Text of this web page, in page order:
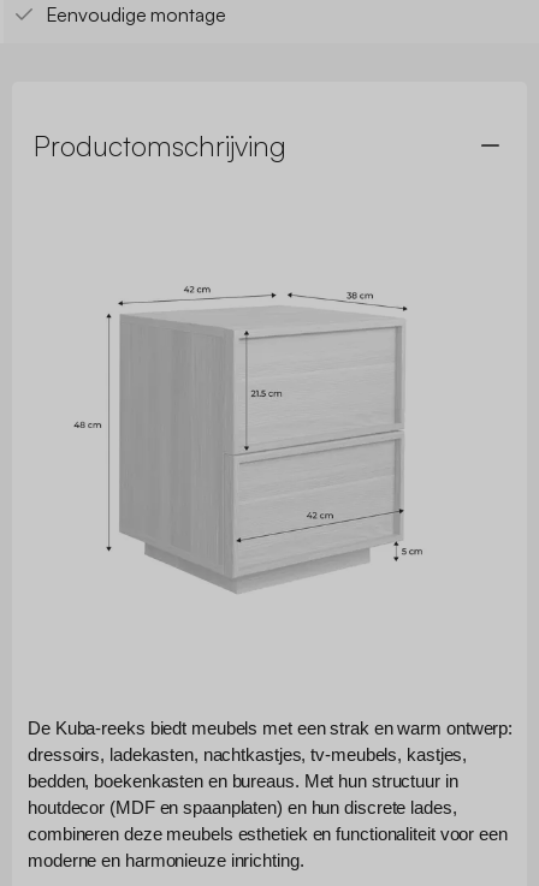
Eenvoudige montage
Productomschrijving
De Kuba-reeks biedt meubels met een strak en warm ontwerp:
dressoirs, ladekasten, nachtkastjes, tv-meubels, kastjes,
bedden, boekenkasten en bureaus. Met hun structuur in
houtdecor (MDF en spaanplaten) en hun discrete lades,
combineren deze meubels esthetiek en functionaliteit voor een
moderne en harmonieuze inrichting.